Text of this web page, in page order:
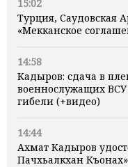
15:02
Турция, Саудовская
«Мекканское
14:58
Кадыров: сдача в
военнослужащих
гибели (+видео)
14:44
Ахмат Кадыров
Пачхьалкхан Къонах»